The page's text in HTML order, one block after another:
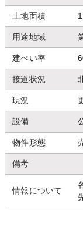
土地面積
用途地域
建ぺい率
接道状況
現況
設備
物件形態
備考
情報について